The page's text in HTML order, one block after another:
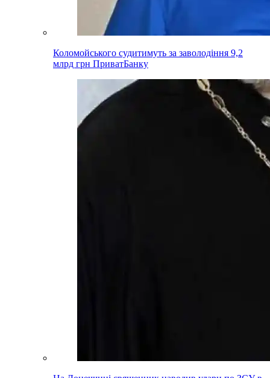
Коломойського судитимуть за заволодіння 9,2
млрд грн ПриватБанку